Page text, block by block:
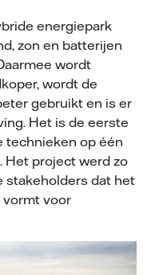
energiepark
zon en batterijen
wordt
wordt de
gebruikt en is er
Het is de eerste
technieken op één
Het project werd zo
stakeholders dat het
vormt voor